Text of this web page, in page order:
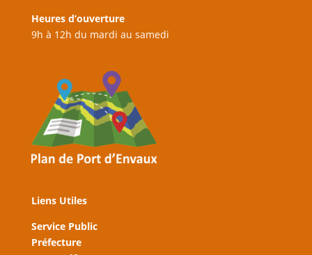
Heures d’ouverture
9h à 12h du mardi au samedi
Liens Utiles
Service Public
Préfecture